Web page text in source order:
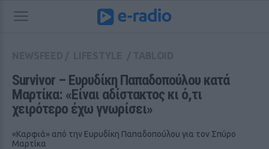
Survivor – Ευρυδίκη Παπαδοπούλου κατά
Μαρτίκα: «Είναι αδίστακτος κι ό,τι
χειρότερο έχω γνωρίσει»
«Καρφιά» από την Ευρυδίκη Παπαδοπούλου για τον Σπύρο
Μαρτίκα